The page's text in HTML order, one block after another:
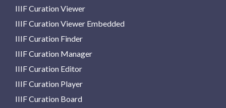
IIIF Curation Viewer
IIIF Curation Viewer Embedded
IIIF Curation Finder
IIIF Curation Manager
IIIF Curation Editor
IIIF Curation Player
IIIF Curation Board